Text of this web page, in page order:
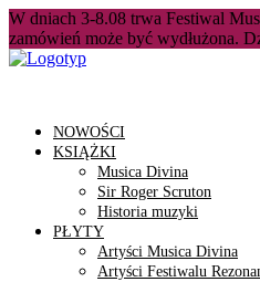
W dniach 3-8.08 trwa Festiwal
zamówień może być wydłużona.
NOWOŚCI
KSIĄŻKI
Musica Divina
Sir Roger Scruton
Historia muzyki
PŁYTY
Artyści Musica Divina
Artyści Festiwalu